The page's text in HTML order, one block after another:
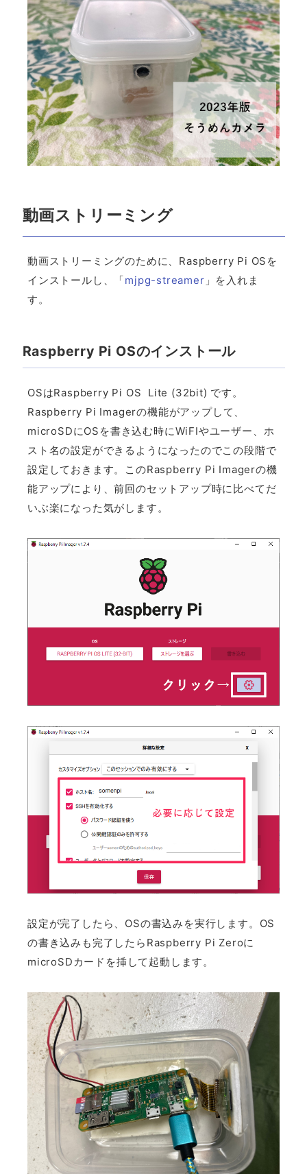
動画ストリーミング
動画ストリーミングのために、Raspberry Pi OSを
インストールし、「mjpg-streamer 」を入れま
す。
Raspberry Pi OSのインストール
OSはRaspberry Pi OS Lite (32bit) です。
Raspberry Pi Imagerの機能がアップして、
microSDにOSを書き込む時にWiFIやユーザー、ホ
スト名の設定ができるようになったのでこの段階で
設定しておきます。このRaspberry Pi Imagerの機
能アップにより、前回のセットアップ時に比べてだ
いぶ楽になった気がします。
設定が完了したら、OSの書込みを実行します。OS
の書き込みも完了したらRaspberry Pi Zeroに
microSDカードを挿して起動します。